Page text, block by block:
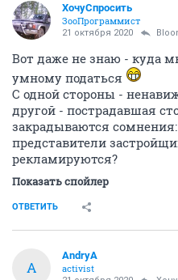
ХочуСпросить
ЗооПрограммист
21 октября 2020
Вот даже не знаю - куда
умному податься
С одной стороны -
другой - пострадавшая
закрадываются
представители
рекламируются?
Показать спойлер
ОТВЕТИТЬ
A
AndryA
activist